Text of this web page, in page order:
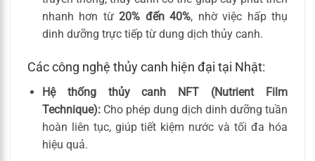
nhanh hơn từ20% đến 40%, nhờ việc hấp thụ
dinh dưỡng trực tiếp từ dung dịch thủy canh.
Các công nghệ thủy canh hiện đại tại Nhật:
Hệ thống thủy canh NFT (Nutrient Film
Technique):Cho phép dung dịch dinh dưỡng tuần
hoàn liên tục, giúp tiết kiệm nước và tối đa hóa
hiệu quả.